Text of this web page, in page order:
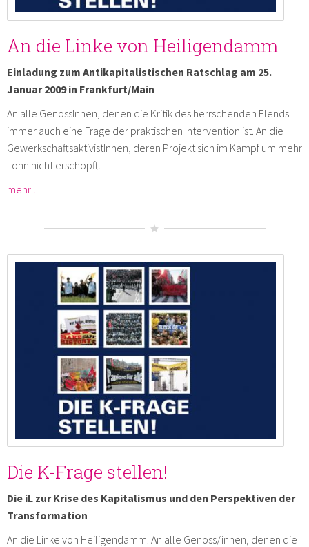
An die Linke von Heiligendamm
Einladung zum Antikapitalistischen Ratschlag am 25.
Januar 2009 in Frankfurt/Main
An alle GenossInnen, denen die Kritik des herrschenden Elends
immer auch eine Frage der praktischen Intervention ist. An die
GewerkschaftsaktivistInnen, deren Projekt sich im Kampf um mehr
Lohn nicht erschöpft.
mehr …
Die K-Frage stellen!
Die iL zur Krise des Kapitalismus und den Perspektiven der
Transformation
An die Linke von Heiligendamm. An alle Genoss/innen, denen die